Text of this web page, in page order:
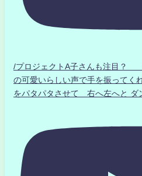
/プロジェクトA子さんも注目
の可愛いらしい声で手を振って
をパタパタさせて 右へ左へと ダ